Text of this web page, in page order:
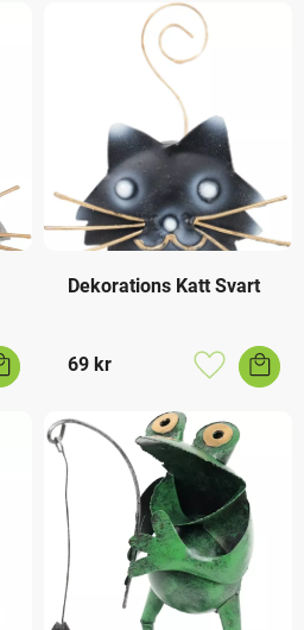
i favoriter
Dekorations Katt Svart
69 kr
Lägg till i